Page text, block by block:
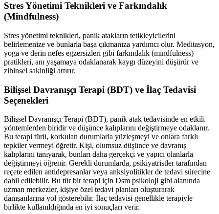
Stres Yönetimi Teknikleri ve Farkındalık
(Mindfulness)
Stres yönetimi teknikleri, panik atakların tetikleyicilerini
belirlemenize ve bunlarla başa çıkmanıza yardımcı olur. Meditasyon,
yoga ve derin nefes egzersizleri gibi farkındalık (mindfulness)
pratikleri, anı yaşamaya odaklanarak kaygı düzeyini düşürür ve
zihinsel sakinliği artırır.
Bilişsel Davranışçı Terapi (BDT) ve İlaç Tedavisi
Seçenekleri
Bilişsel Davranışçı Terapi (BDT), panik atak tedavisinde en etkili
yöntemlerden biridir ve düşünce kalıplarını değiştirmeye odaklanır.
Bu terapi türü, korkulan durumlarla yüzleşmeyi ve onlara farklı
tepkiler vermeyi öğretir. Kişi, olumsuz düşünce ve davranış
kalıplarını tanıyarak, bunları daha gerçekçi ve yapıcı olanlarla
değiştirmeyi öğrenir. Gerekli durumlarda, psikiyatristler tarafından
reçete edilen antidepresanlar veya anksiyolitikler de tedavi sürecine
dahil edilebilir. Bu tür bir terapi için Dsm psikoloji gibi alanında
uzman merkezler, kişiye özel tedavi planları oluşturarak
danışanlarına yol gösterebilir. İlaç tedavisi genellikle terapiyle
birlikte kullanıldığında en iyi sonuçları verir.